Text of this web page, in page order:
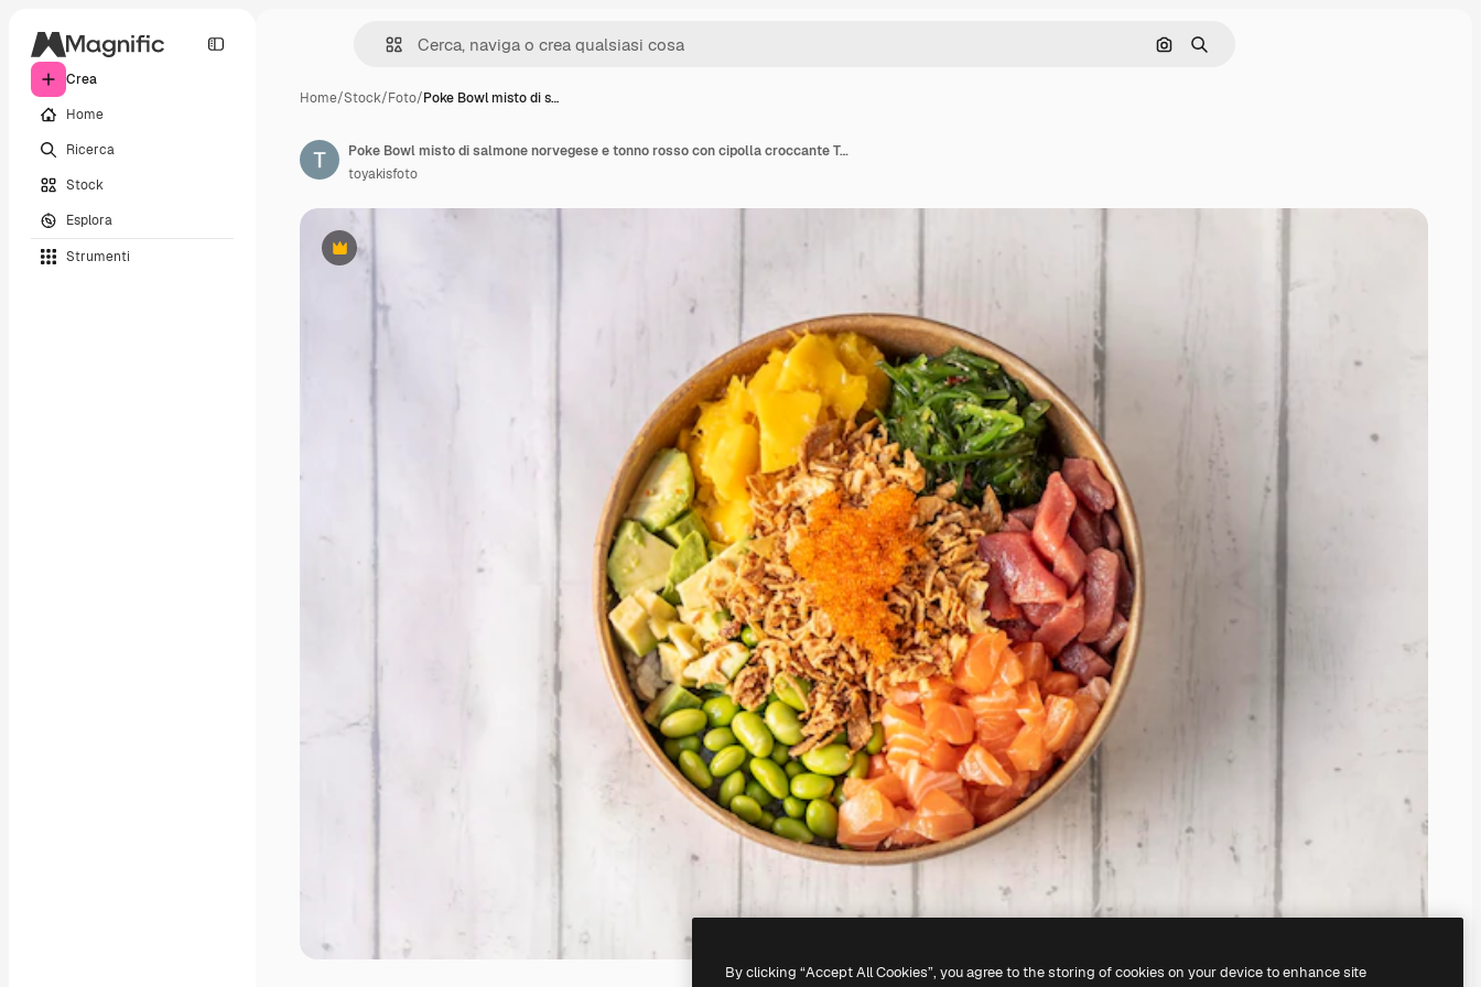
Crea
Home
Ricerca
Stock
Esplora
Strumenti
Cerca per immagine
Ricerca
Home/Stock/Foto/Poke Bowl misto di s…
Premium
Poke Bowl misto di salmone norvegese e tonno rosso con cipolla croccante Tobiko Masago Roe Mango maturo a cubetti Avocado messicano Riso bianco Alghe Wakame e fagioli edamame in un contenitore per consegne
toyakisfoto
By clicking “Accept All Cookies”, you agree to the storing of cookies on your device to enhance site